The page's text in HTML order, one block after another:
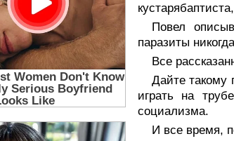
Повел
паразиты
Все
Дайте такому
играть на
социализма.
И все время,